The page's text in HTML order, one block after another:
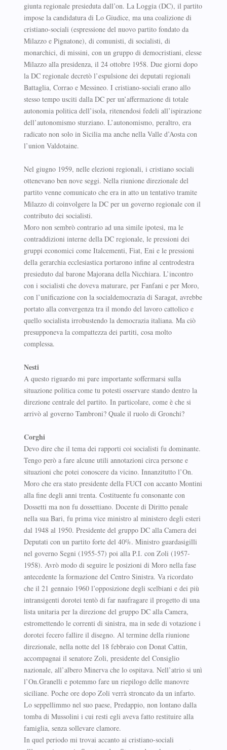
giunta regionale presieduta dall’on. La Loggia (DC), il partito
impose la candidatura di Lo Giudice, ma una coalizione di
cristiano-sociali (espressione del nuovo partito fondato da
Milazzo e Pignatone), di comunisti, di socialisti, di
monarchici, di missini, con un gruppo di democristiani, elesse
Milazzo alla presidenza, il 24 ottobre 1958. Due giorni dopo
la DC regionale decretò l’espulsione dei deputati regionali
Battaglia, Corrao e Messineo. I cristiano-sociali erano allo
stesso tempo usciti dalla DC per un’affermazione di totale
autonomia politica dell’isola, ritenendosi fedeli all’ispirazione
dell’autonomismo sturziano. L’autonomismo, peraltro, era
radicato non solo in Sicilia ma anche nella Valle d’Aosta con
l’union Valdotaine.
Nel giugno 1959, nelle elezioni regionali, i cristiano sociali
ottenevano ben nove seggi. Nella riunione direzionale del
partito venne comunicato che era in atto un tentativo tramite
Milazzo di coinvolgere la DC per un governo regionale con il
contributo dei socialisti.
Moro non sembrò contrario ad una simile ipotesi, ma le
contraddizioni interne della DC regionale, le pressioni dei
gruppi economici come Italcementi, Fiat, Eni e le pressioni
della gerarchia ecclesiastica portarono infine al centrodestra
presieduto dal barone Majorana della Nicchiara. L’incontro
con i socialisti che doveva maturare, per Fanfani e per Moro,
con l’unificazione con la socialdemocrazia di Saragat, avrebbe
portato alla convergenza tra il mondo del lavoro cattolico e
quello socialista irrobustendo la democrazia italiana. Ma ciò
presupponeva la compattezza dei partiti, cosa molto
complessa.
Nesti
A questo riguardo mi pare importante soffermarsi sulla
situazione politica come tu potesti osservare stando dentro la
direzione centrale del partito. In particolare, come è che si
arrivò al governo Tambroni? Quale il ruolo di Gronchi?
Corghi
Devo dire che il tema dei rapporti coi socialisti fu dominante.
Tengo però a fare alcune utili annotazioni circa persone e
situazioni che potei conoscere da vicino. Innanzitutto l’On.
Moro che era stato presidente della FUCI con accanto Montini
alla fine degli anni trenta. Costituente fu consonante con
Dossetti ma non fu dossettiano. Docente di Diritto penale
nella sua Bari, fu prima vice ministro al ministero degli esteri
dal 1948 al 1950. Presidente del gruppo DC alla Camera dei
Deputati con un partito forte del 40%. Ministro guardasigilli
nel governo Segni (1955-57) poi alla P.I. con Zoli (1957-
1958). Avrò modo di seguire le posizioni di Moro nella fase
antecedente la formazione del Centro Sinistra. Va ricordato
che il 21 gennaio 1960 l’opposizione degli scelbiani e dei più
intransigenti dorotei tentò di far naufragare il progetto di una
lista unitaria per la direzione del gruppo DC alla Camera,
estromettendo le correnti di sinistra, ma in sede di votazione i
dorotei fecero fallire il disegno. Al termine della riunione
direzionale, nella notte del 18 febbraio con Donat Cattin,
accompagnai il senatore Zoli, presidente del Consiglio
nazionale, all’albero Minerva che lo ospitava. Nell’atrio si unì
l’On.Granelli e potemmo fare un riepilogo delle manovre
siciliane. Poche ore dopo Zoli verrà stroncato da un infarto.
Lo seppellimmo nel suo paese, Predappio, non lontano dalla
tomba di Mussolini i cui resti egli aveva fatto restituire alla
famiglia, senza sollevare clamore.
In quel periodo mi trovai accanto ai cristiano-sociali